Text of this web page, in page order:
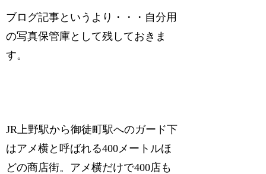
ブログ記事というより・・・自分用
の写真保管庫として残しておきま
す。
JR上野駅から御徒町駅へのガード下
はアメ横と呼ばれる400メートルほ
どの商店街。アメ横だけで400店も